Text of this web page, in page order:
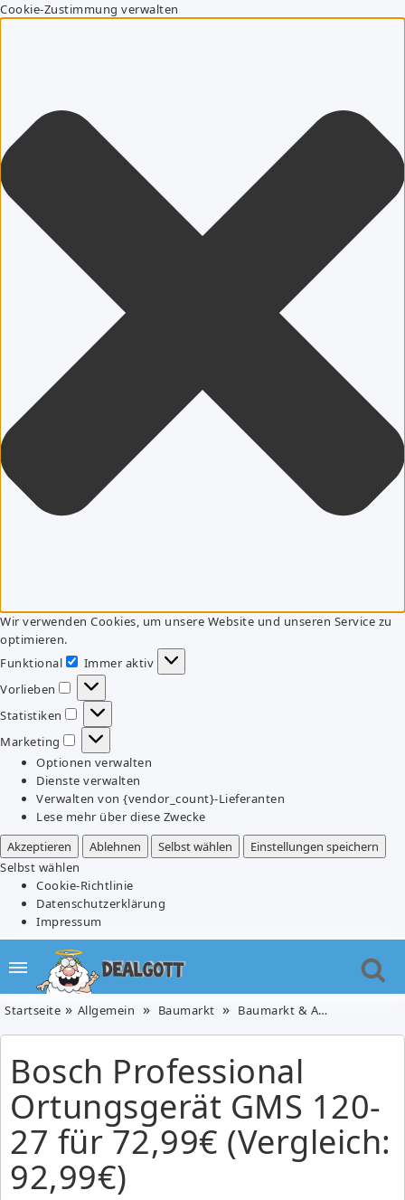
Cookie-Zustimmung verwalten
Wir verwenden Cookies, um unsere Website und unseren Service zu
optimieren.
Funktional
Funktional
Immer aktiv
Vorlieben
Vorlieben
Statistiken
Statistiken
Marketing
Marketing
Optionen verwalten
Dienste verwalten
Verwalten von {vendor_count}-Lieferanten
Lese mehr über diese Zwecke
Akzeptieren
Ablehnen Selbst wählen
Einstellungen speichern
Selbst wählen
Cookie-Richtlinie
Datenschutzerklärung
Impressum
Startseite Allgemein Baumarkt Baumarkt & Auto
Bosch Professional
Ortungsgerät GMS 120-
27 für 72,99€ (Vergleich:
92,99€)